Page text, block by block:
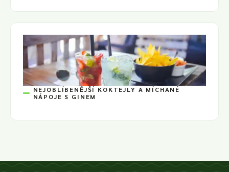
NEJOBLÍBENĚJŠÍ KOKTEJLY A MÍCHANÉ
NÁPOJE S GINEM